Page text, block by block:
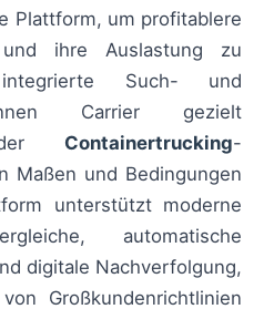
Plattform, um profitablere
ihre Auslastung zu
Such- und
Carrier gezielt
Containertrucking-
Maßen und Bedingungen
unterstützt moderne
automatische
digitale Nachverfolgung,
Großkundenrichtlinien